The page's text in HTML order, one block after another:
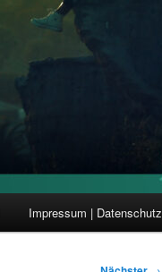
Impressum | Datenschutz